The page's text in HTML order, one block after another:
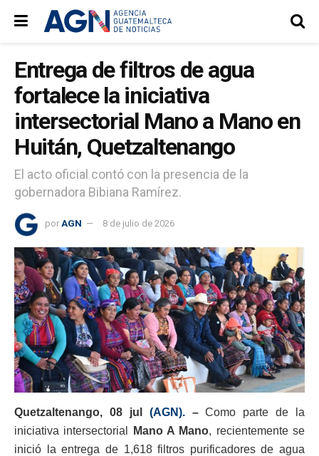
Entrega de filtros de agua
fortalece la iniciativa
intersectorial Mano a Mano en
Huitán, Quetzaltenango
El acto oficial contó con la presencia de la
gobernadora Bibiana Ramírez.
por AGN 8 de julio de 2026
Quetzaltenango, 08 jul (AGN).–Como parte de la
iniciativa intersectorial
Mano A Mano, recientemente se
inició la entrega de 1,618 filtros purificadores de agua